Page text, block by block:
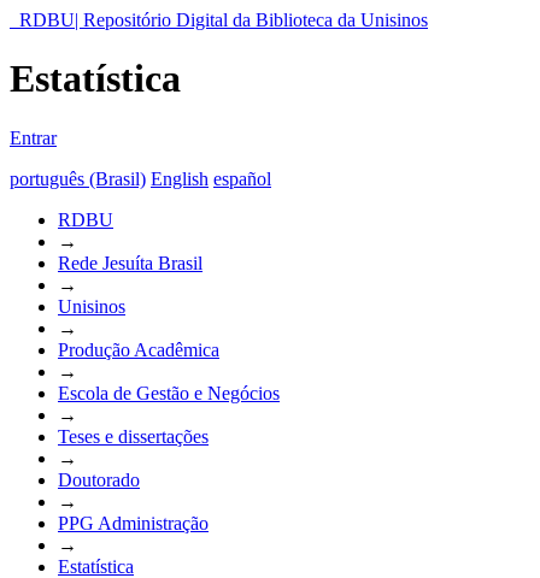
RDBU| Repositório Digital da Biblioteca da Unisinos
Estatística
Entrar
português (Brasil) English español
RDBU
→
Rede Jesuíta Brasil
→
Unisinos
→
Produção Acadêmica
→
Escola de Gestão e Negócios
→
Teses e dissertações
→
Doutorado
→
PPG Administração
→
Estatística